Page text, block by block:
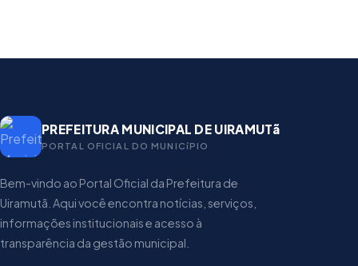
PREFEITURA MUNICIPAL DE UIRAMUTã
PORTAL OFICIAL DO MUNICíPIO
Bem-vindo ao Portal Oficial da Prefeitura de
Uiramutã. Aqui você encontra notícias, serviços,
informações institucionais e acesso à
transparência da gestão municipal.